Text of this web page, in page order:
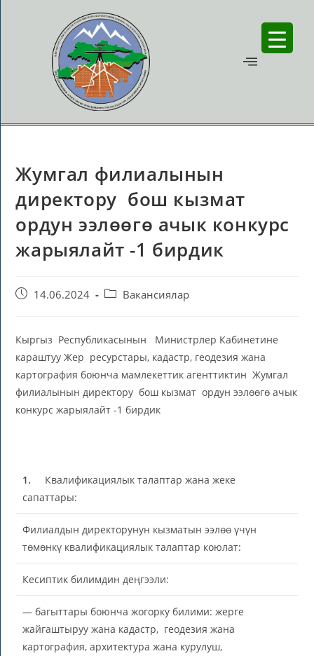
Жумгал филиалынын
директору бош кызмат
ордун ээлөөгө ачык конкурс
жарыялайт -1 бирдик
14.06.2024 Вакансиялар
Кыргыз Республикасынын Министрлер Кабинетине
караштуу Жер ресурстары, кадастр, геодезия жана
картография боюнча мамлекеттик агенттиктин Жумгал
филиалынын директору бош кызмат ордун ээлөөгө ачык
конкурс жарыялайт -1 бирдик
1. Квалификациялык талаптар жана жеке
сапаттары:
Филиалдын директорунун кызматын ээлөө үчүн
төмөнкү квалификациялык талаптар коюлат:
Кесиптик билимдин деңгээли:
— багыттары боюнча жогорку билими: жерге
жайгаштыруу жана кадастр, геодезия жана
картография, архитектура жана курулуш,